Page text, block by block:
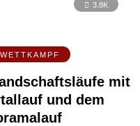
3.8K
WETTKAMPF
mit
und dem